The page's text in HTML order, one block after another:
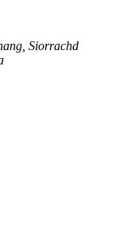
Siorrachd